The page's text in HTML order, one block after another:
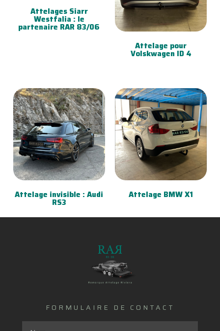
Attelages Siarr
Westfalia : le
partenaire RAR 83/06
Attelage pour
Volskwagen ID 4
Attelage invisible : Audi
RS3
Attelage BMW X1
FORMULAIRE DE CONTACT